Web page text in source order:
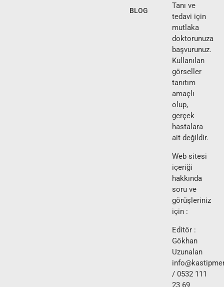
BLOG
Tanı ve
tedavi için
mutlaka
doktorunuza
başvurunuz.
Kullanılan
görseller
tanıtım
amaçlı
olup,
gerçek
hastalara
ait değildir.
Web sitesi
içeriği
hakkında
soru ve
görüşleriniz
için :
Editör :
Gökhan
Uzunalan
/ 0532 111
23 69